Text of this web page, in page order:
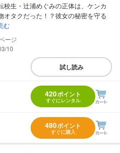
校生・辻浦めぐみの正体は、ケンカ
オタクだった！？彼女の秘密を守る
む
10
試し読み
420ポイント
すぐにレンタル
480ポイント
すぐに購入